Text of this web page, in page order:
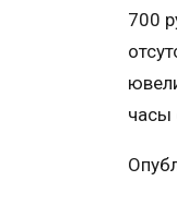
700
часы